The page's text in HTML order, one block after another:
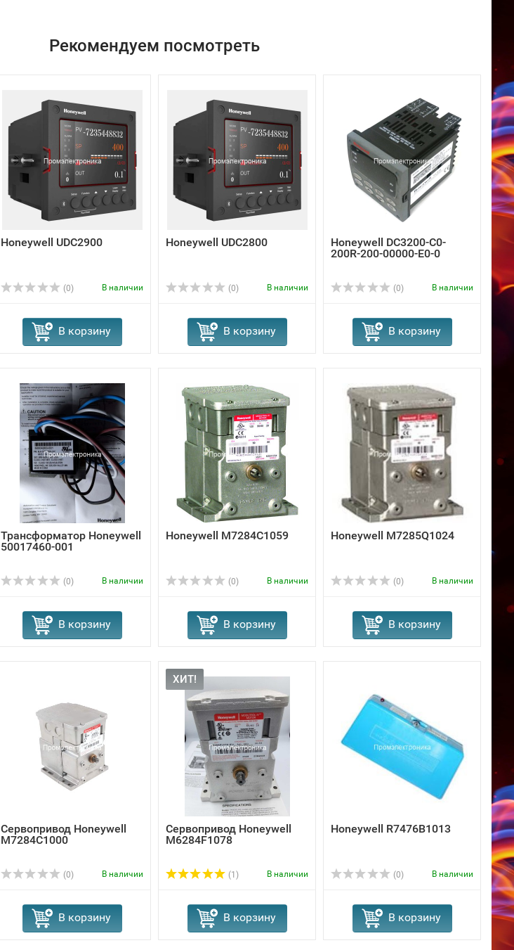
Рекомендуем посмотреть
Honeywell UDC2900
(0) В наличии
В корзину
Honeywell UDC2800
(0) В наличии
В корзину
Honeywell DC3200-C0-
200R-200-00000-E0-0
(0) В наличии
В корзину
Трансформатор Honeywell
50017460-001
(0) В наличии
В корзину
Honeywell M7284C1059
(0) В наличии
В корзину
Honeywell M7285Q1024
(0) В наличии
В корзину
Сервопривод Honeywell
M7284C1000
(0) В наличии
В корзину
ХИТ!
Сервопривод Honeywell
M6284F1078
(1) В наличии
В корзину
Honeywell R7476B1013
(0) В наличии
В корзину